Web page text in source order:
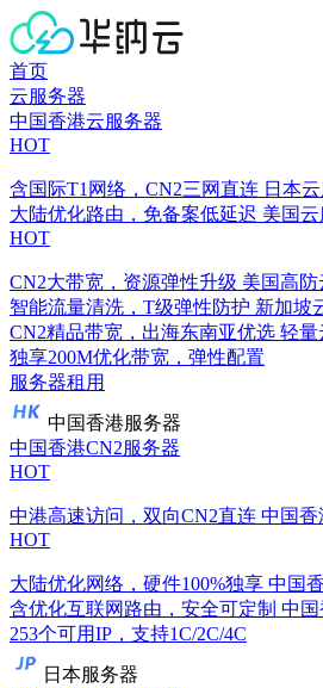
首页
云服务器
中国香港云服务器
HOT
含国际T1网络，CN2三网直连 日本
大陆优化路由，免备案低延迟 美国
HOT
CN2大带宽，资源弹性升级 美国高防
智能流量清洗，T级弹性防护 新加坡
CN2精品带宽，出海东南亚优选 轻量
独享200M优化带宽，弹性配置
服务器租用
中国香港服务器
中国香港CN2服务器
HOT
中港高速访问，双向CN2直连 中国香
HOT
大陆优化网络，硬件100%独享 中国
含优化互联网路由，安全可定制 中国
253个可用IP，支持1C/2C/4C
日本服务器